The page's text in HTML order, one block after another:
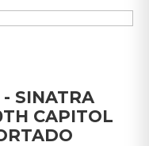
SINATRA
CAPITOL